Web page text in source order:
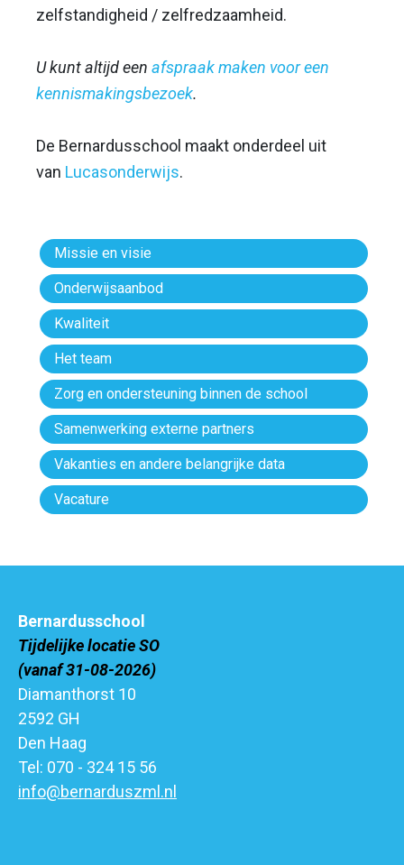
zelfstandigheid / zelfredzaamheid.
U kunt altijd een afspraak maken voor een
kennismakingsbezoek.
De Bernardusschool maakt onderdeel uit
van Lucasonderwijs.
Missie en visie
Onderwijsaanbod
Kwaliteit
Het team
Zorg en ondersteuning binnen de school
Samenwerking externe partners
Vakanties en andere belangrijke data
Vacature
Bernardusschool
Tijdelijke locatie SO
(vanaf 31-08-2026)
Diamanthorst 10
2592 GH
Den Haag
Tel: 070 - 324 15 56
info@bernarduszml.nl